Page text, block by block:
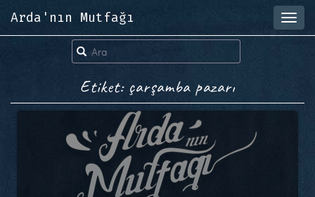
Arda'nın Mutfağı
Etiket: çarşamba pazarı